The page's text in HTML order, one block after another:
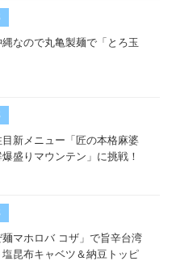
なので丸亀製麺で「とろ玉
新メニュー「匠の本格麻婆
盛りマウンテン」に挑戦！
マホロバ コザ」で旨辛台湾
塩昆布キャベツ＆納豆トッピ